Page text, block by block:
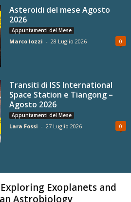
Asteroidi del mese Agosto
2026
Appuntamenti del Mese
Marco Iozzi - 28 Luglio 2026 0
Transiti di ISS International
Space Station e Tiangong –
Agosto 2026
Appuntamenti del Mese
Lara Fossi - 27 Luglio 2026 0
Exoplanets and
Astrobiology